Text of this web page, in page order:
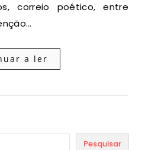
correio poético, entre
a ler
Pesquisar